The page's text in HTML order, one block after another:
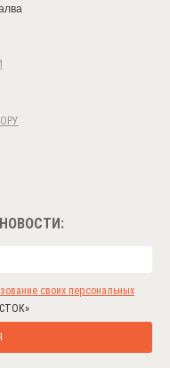
своих персональных